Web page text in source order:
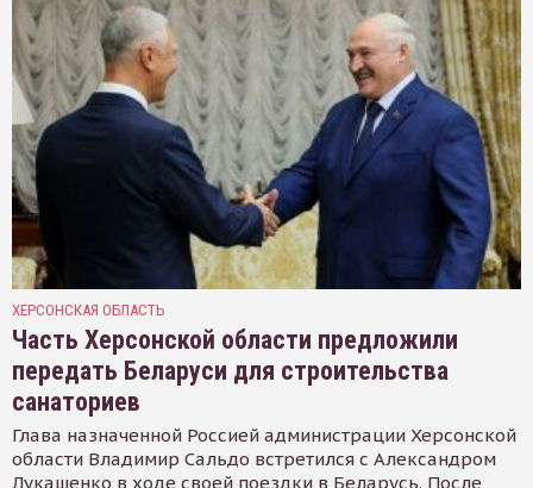
ХЕРСОНСКАЯ ОБЛАСТЬ
Часть Херсонской области предложили
передать Беларуси для строительства
санаториев
Глава назначенной Россией администрации Херсонской
области Владимир Сальдо встретился с Александром
Лукашенко в ходе своей поездки в Беларусь. После